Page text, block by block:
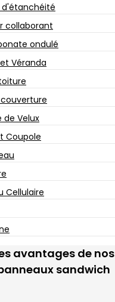
d'étanchéité
collaborant
ondulé
Véranda
de Velux
Coupole
Cellulaire
avantages de nos
sandwich